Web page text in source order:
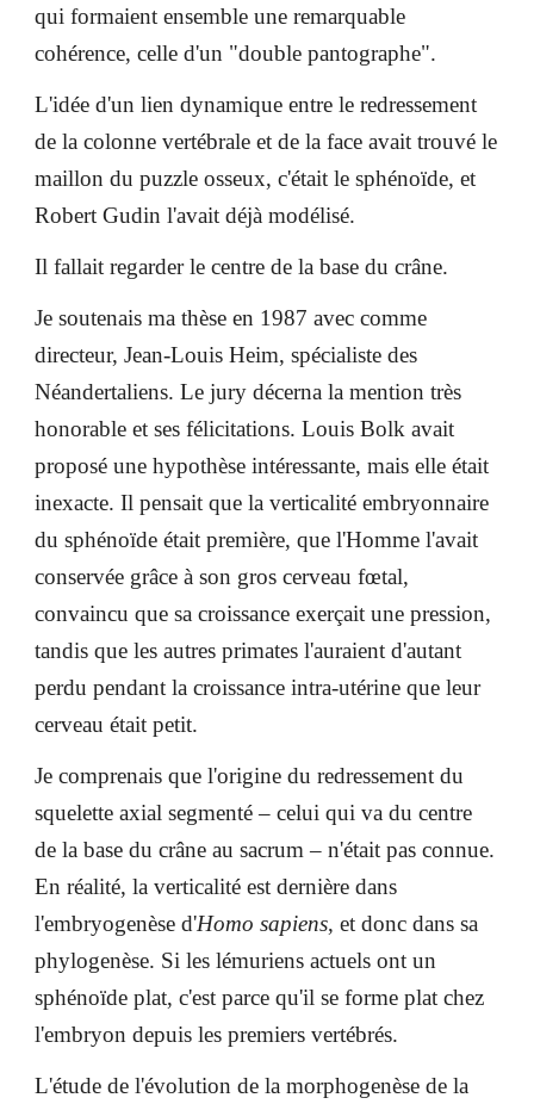
qui formaient ensemble une remarquable
cohérence, celle d'un "double pantographe".
L'idée d'un lien dynamique entre le redressement
de la colonne vertébrale et de la face avait trouvé le
maillon du puzzle osseux, c'était le sphénoïde, et
Robert Gudin l'avait déjà modélisé.
Il fallait regarder le centre de la base du crâne.
Je soutenais ma thèse en 1987 avec comme
directeur, Jean-Louis Heim, spécialiste des
Néandertaliens. Le jury décerna la mention très
honorable et ses félicitations. Louis Bolk avait
proposé une hypothèse intéressante, mais elle était
inexacte. Il pensait que la verticalité embryonnaire
du sphénoïde était première, que l'Homme l'avait
conservée grâce à son gros cerveau fœtal,
convaincu que sa croissance exerçait une pression,
tandis que les autres primates l'auraient d'autant
perdu pendant la croissance intra-utérine que leur
cerveau était petit.
Je comprenais que l'origine du redressement du
squelette axial segmenté – celui qui va du centre
de la base du crâne au sacrum – n'était pas connue.
En réalité, la verticalité est dernière dans
l'embryogenèse d'Homo sapiens, et donc dans sa
phylogenèse. Si les lémuriens actuels ont un
sphénoïde plat, c'est parce qu'il se forme plat chez
l'embryon depuis les premiers vertébrés.
L'étude de l'évolution de la morphogenèse de la